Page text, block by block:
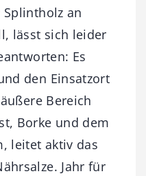
Splintholz an
lässt sich leider
Es
den Einsatzort
Bereich
Borke und dem
leitet aktiv das
Jahr für